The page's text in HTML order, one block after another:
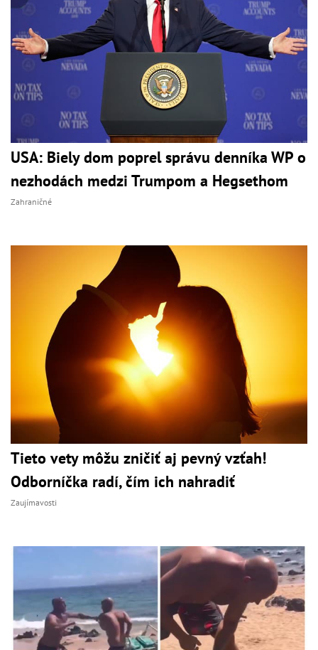
USA: Biely dom poprel správu denníka WP o
nezhodách medzi Trumpom a Hegsethom
Zahraničné
Tieto vety môžu zničiť aj pevný vzťah!
Odborníčka radí, čím ich nahradiť
Zaujímavosti